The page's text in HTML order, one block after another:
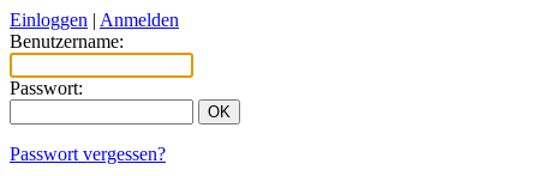
Einloggen | Anmelden
Benutzername:
Passwort:
Passwort vergessen?